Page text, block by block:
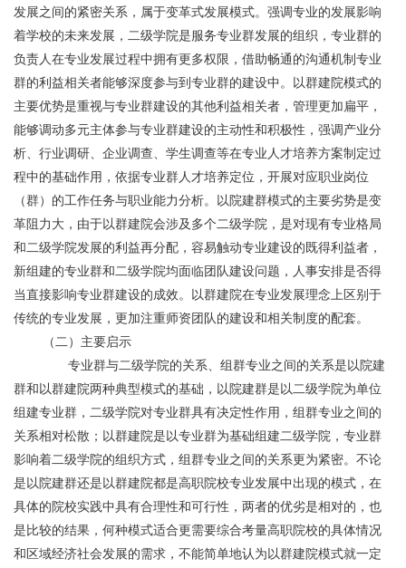
发展之间的紧密关系，属于变革式发展模式。强调专业的发展影响
着学校的未来发展，二级学院是服务专业群发展的组织，专业群的
负责人在专业发展过程中拥有更多权限，借助畅通的沟通机制专业
群的利益相关者能够深度参与到专业群的建设中。以群建院模式的
主要优势是重视与专业群建设的其他利益相关者，管理更加扁平，
能够调动多元主体参与专业群建设的主动性和积极性，强调产业分
析、行业调研、企业调查、学生调查等在专业人才培养方案制定过
程中的基础作用，依据专业群人才培养定位，开展对应职业岗位
（群）的工作任务与职业能力分析。以院建群模式的主要劣势是变
革阻力大，由于以群建院会涉及多个二级学院，是对现有专业格局
和二级学院发展的利益再分配，容易触动专业建设的既得利益者，
新组建的专业群和二级学院均面临团队建设问题，人事安排是否得
当直接影响专业群建设的成效。以群建院在专业发展理念上区别于
传统的专业发展，更加注重师资团队的建设和相关制度的配套。
	（二）主要启示
群和以群建院两种典型模式的基础，以院建群是以二级学院为单位
组建专业群，二级学院对专业群具有决定性作用，组群专业之间的
关系相对松散；以群建院是以专业群为基础组建二级学院，专业群
影响着二级学院的组织方式，组群专业之间的关系更为紧密。不论
是以院建群还是以群建院都是高职院校专业发展中出现的模式，在
具体的院校实践中具有合理性和可行性，两者的优劣是相对的，也
是比较的结果，何种模式适合更需要综合考量高职院校的具体情况
和区域经济社会发展的需求，不能简单地认为以群建院模式就一定